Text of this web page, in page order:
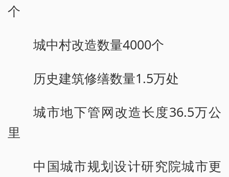
个
城中村改造数量4000个
历史建筑修缮数量1.5万处
城市地下管网改造长度36.5万公
里
中国城市规划设计研究院城市更